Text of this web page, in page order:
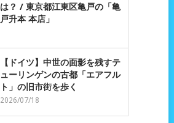
は？ / 東京都江東区亀戸の「亀
戸升本 本店」
【ドイツ】中世の面影を残すテ
ューリンゲンの古都「エアフル
ト」の旧市街を歩く
2026/07/18